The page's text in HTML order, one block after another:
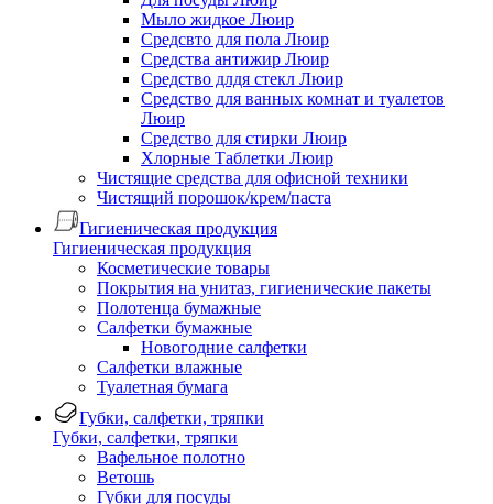
Мыло жидкое Люир
Средсвто для пола Люир
Средства антижир Люир
Средство длдя стекл Люир
Средство для ванных комнат и туалетов
Люир
Средство для стирки Люир
Хлорные Таблетки Люир
Чистящие средства для офисной техники
Чистящий порошок/крем/паста
Гигиеническая продукция
Гигиеническая продукция
Косметические товары
Покрытия на унитаз, гигиенические пакеты
Полотенца бумажные
Салфетки бумажные
Новогодние салфетки
Салфетки влажные
Туалетная бумага
Губки, салфетки, тряпки
Губки, салфетки, тряпки
Вафельное полотно
Ветошь
Губки для посуды